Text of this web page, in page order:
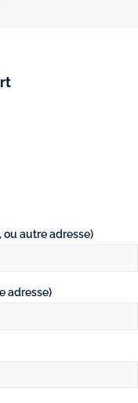
ou autre adresse)
adresse)